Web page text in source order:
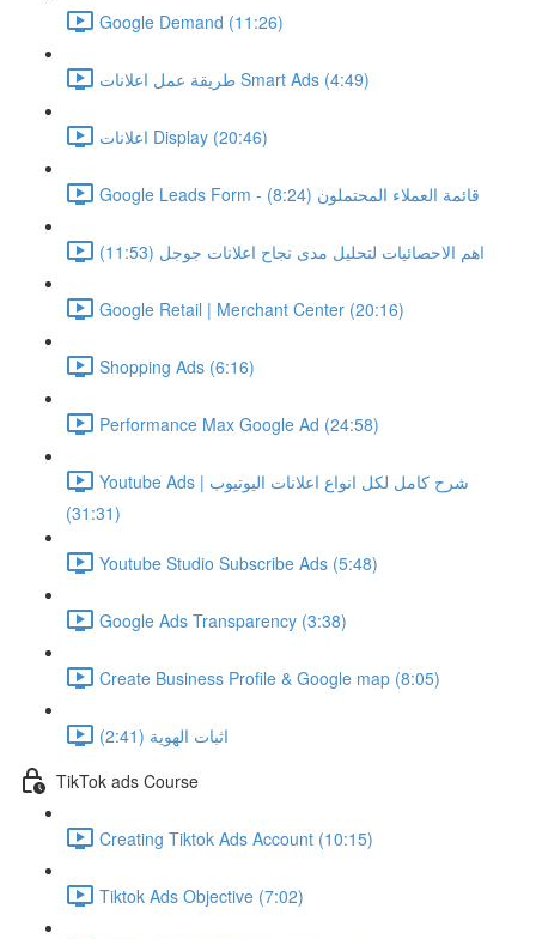
Google Demand (11:26)
طريقة عمل اعلانات Smart Ads (4:49)
اعلانات Display (20:46)
Google Leads Form - قائمة العملاء المحتملون (8:24)
اهم الاحصائيات لتحليل مدى نجاح اعلانات جوجل (11:53)
Google Retail | Merchant Center (20:16)
Shopping Ads (6:16)
Performance Max Google Ad (24:58)
Youtube Ads | شرح كامل لكل انواع اعلانات اليوتيوب
(31:31)
Youtube Studio Subscribe Ads (5:48)
Google Ads Transparency (3:38)
Create Business Profile & Google map (8:05)
اثبات الهوية (2:41)
TikTok ads Course
Creating Tiktok Ads Account (10:15)
Tiktok Ads Objective (7:02)